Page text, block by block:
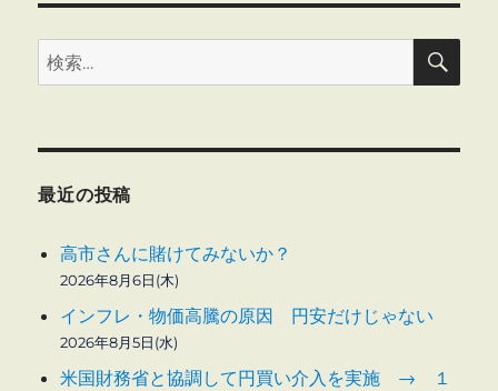
検
索:
検
最近の投稿
高市さんに賭けてみないか？
2026年8月6日(木)
インフレ・物価高騰の原因 円安だけじゃない
2026年8月5日(水)
米国財務省と協調して円買い介入を実施 → １